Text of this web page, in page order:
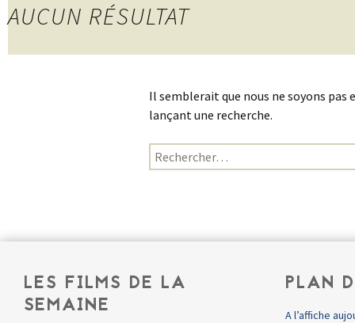
AUCUN RÉSULTAT
Il semblerait que nous ne soyons pas
lançant une recherche.
Rechercher :
LES FILMS DE LA
SEMAINE
PLAN
A l’affiche